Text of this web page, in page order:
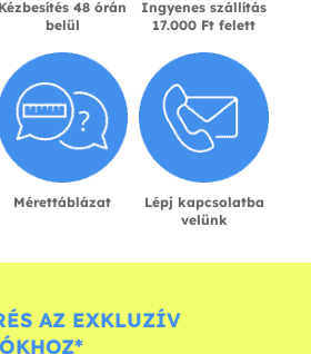
Kézbesítés 48 órán
belül
Ingyenes szállítás
17.000 Ft felett
Mérettáblázat
Lépj kapcsolatba
velünk
AZ EXKLUZÍV